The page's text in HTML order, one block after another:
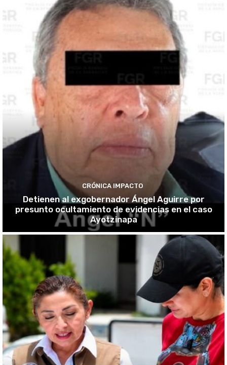
CRÓNICA IMPACTO
Detienen al exgobernador Ángel Aguirre por
presunto ocultamiento de evidencias en el caso
Ayotzinapa